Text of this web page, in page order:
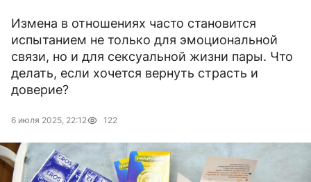
Измена в отношениях часто становится
испытанием не только для эмоциональной
связи, но и для сексуальной жизни пары. Что
делать, если хочется вернуть страсть и
доверие?
6 июля 2025, 22:12 122